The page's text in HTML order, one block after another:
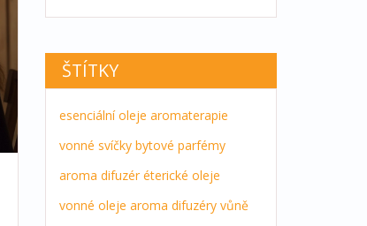
ŠTÍTKY
esenciální oleje aromaterapie
vonné svíčky bytové parfémy
aroma difuzér éterické oleje
vonné oleje aroma difuzéry vůně